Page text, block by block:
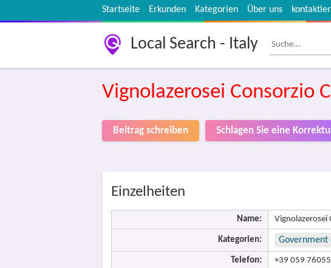
Startseite Erkunden Kategorien Über uns
Local Search - Italy
Vignolazerosei Consorzio
Beitrag schreiben Schlagen Sie eine
Einzelheiten
Name: Vignolazerosei
Kategorien: Government
Telefon: +39 059